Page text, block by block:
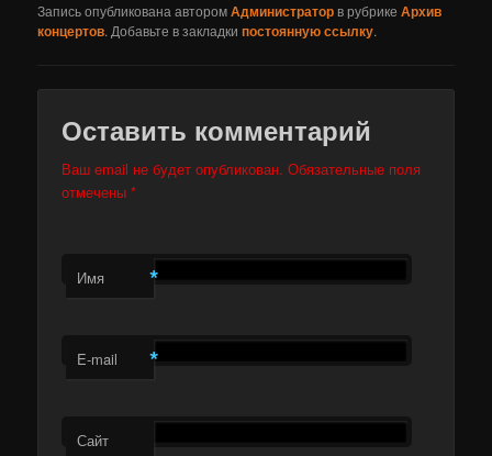
Запись опубликована авторомАдминистратор в рубрикеАрхив
концертов. Добавьте в закладкипостоянную ссылку.
Оставить комментарий
Ваш email не будет опубликован. Обязательные поля
отмечены*
Имя *
E-mail *
Сайт